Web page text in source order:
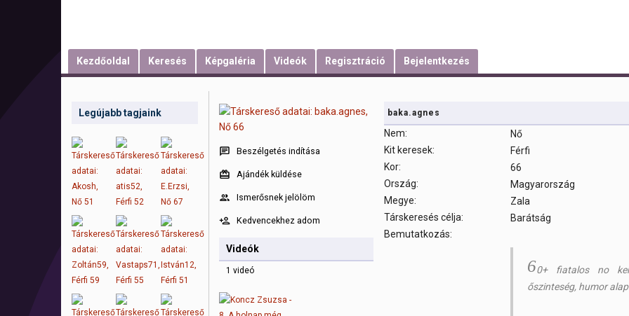
Kezdőoldal Keresés Képgaléria Videók Regisztráció Bejelentkezés
Legújabb tagjaink
Beszélgetés indítása
Ajándék küldése
Ismerősnek jelölöm
Kedvencekhez adom
Videók
1 videó
baka.agnes
Nem:
Nő
Kit keresek:
Férfi
Kor:
66
Ország:
Magyarország
Megye:
Zala
Társkeresés célja:
Barátság
Bemutatkozás:
60+ fiatalos no
őszinteség, humor